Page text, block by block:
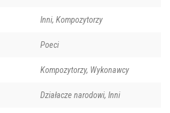
Inni, Kompozytorzy
Poeci
Kompozytorzy, Wykonawcy
Działacze narodowi, Inni